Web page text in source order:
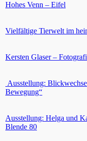
Hohes Venn – Eifel
Vielfältige Tierwelt im
Kersten Glaser –
Ausstellung:
Bewegung“
Ausstellung: Helga und
Blende 80